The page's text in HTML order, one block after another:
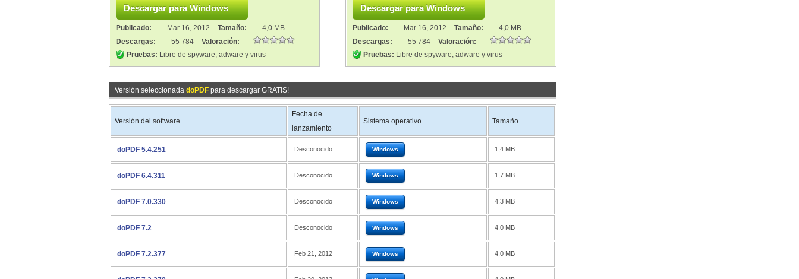
Publicado: Mar 16, 2012 Tamaño:
4,0 MB
Descargas:
55 784
Valoración:
Pruebas: Libre de spyware, adware y virus
Publicado: Mar 16, 2012 Tamaño:
4,0 MB
Descargas:
55 784
Valoración:
Pruebas: Libre de spyware, adware y virus
Versión seleccionada doPDF para descargar GRATIS!
Versión del software
Fecha de
lanzamiento
Sistema operativo Tamaño
doPDF 5.4.251 Desconocido Windows 1,4 MB
doPDF 6.4.311 Desconocido Windows 1,7 MB
doPDF 7.0.330 Desconocido Windows 4,3 MB
doPDF 7.2 Desconocido Windows 4,0 MB
doPDF 7.2.377 Feb 21, 2012 Windows 4,0 MB